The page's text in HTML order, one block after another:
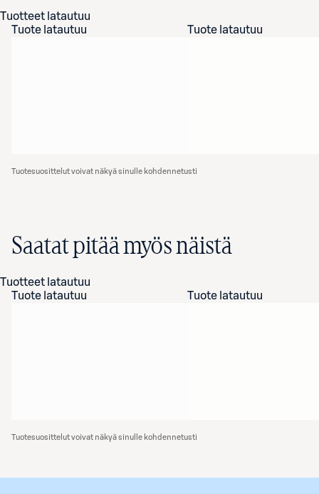
Tuotteet latautuu
Tuote latautuu
Tuote latautuu
Tuotesuosittelut voivat näkyä sinulle kohdennetusti
Saatat pitää myös näistä
Tuotteet latautuu
Tuote latautuu
Tuote latautuu
Tuotesuosittelut voivat näkyä sinulle kohdennetusti